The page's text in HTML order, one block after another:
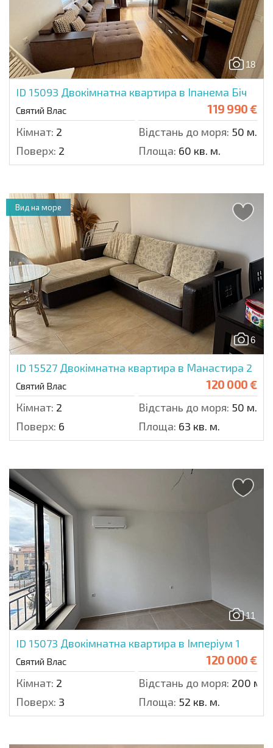
18
ID 15093 Двокімнатна квартира в Іпанема Біч
Святий Влас 119 990 €
Кімнат: 2 Відстань до моря: 50 м.
Поверх: 2 Площа: 60 кв. м.
6
ID 15527 Двокімнатна квартира в Манастира 2
Святий Влас 120 000 €
Кімнат: 2 Відстань до моря: 50 м.
Поверх: 6 Площа: 63 кв. м.
Вид на море
11
ID 15073 Двокімнатна квартира в Імперіум 1
Святий Влас 120 000 €
Кімнат: 2 Відстань до моря: 200 м.
Поверх: 3 Площа: 52 кв. м.